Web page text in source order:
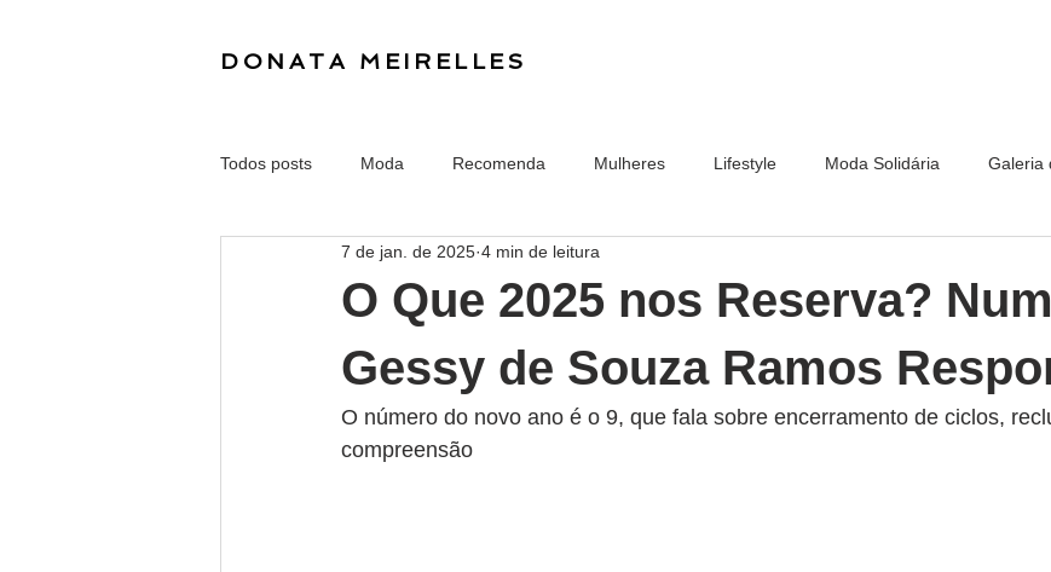
DONATA MEIRELLES
Todos posts Moda Recomenda Mulheres Lifestyle Moda Solidária Galeria
O Que 2025 nos Reserva?
Gessy de Souza Ramos
7 de jan. de 2025 4 min de leitura
O número do novo ano é o 9, que fala sobre encerramento de ciclos,
compreensão